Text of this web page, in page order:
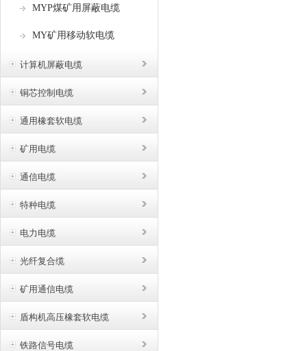
MYP煤矿用屏蔽电缆
MY矿用移动软电缆
计算机屏蔽电缆
铜芯控制电缆
通用橡套软电缆
矿用电缆
通信电缆
特种电缆
电力电缆
光纤复合缆
矿用通信电缆
盾构机高压橡套软电缆
铁路信号电缆